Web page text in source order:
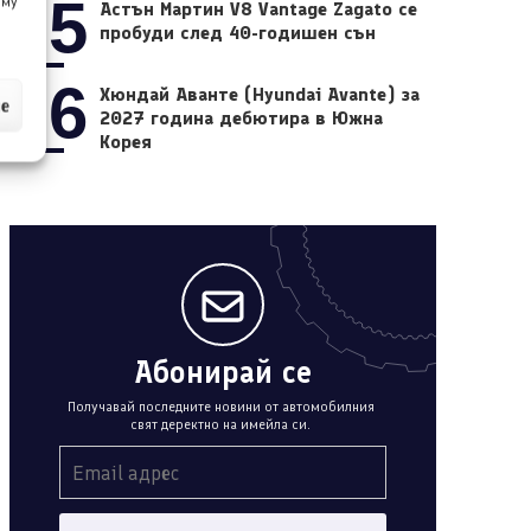
05
Астън Мартин V8 Vantage Zagato се
пробуди след 40-годишен сън
06 Хюндай Аванте (Hyundai Avante) за
2027 година дебютира в Южна
Корея
Абонирай се
Получавай последните новини от автомобилния
свят деректно на имейла си.